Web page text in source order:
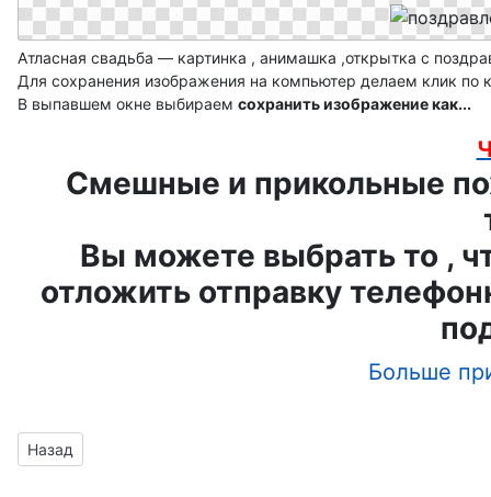
35-Коралловая (Полотняная) свадьба
37-Муслиновая свадьба
39-Креповая свадьба
41-Железная(Земляная) свадьба
43-Фланелевая свадьба
49-Кедровая свадьба
Атласная свадьба — картинка , анимашка ,открытка с
Для сохранения изображения на компьютер делаем клик по
В выпавшем окне выбираем сохранить изображение как...
Смешные и прикольные
Вы можете выбрать то ,
отложить отправку
Больше
Предыдущий материал: открытка с лебедями к двадцать
Назад